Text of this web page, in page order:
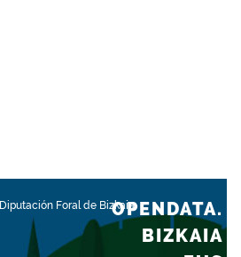
Diputación Foral de BizkaiaOPENDATA.
BIZKAIA